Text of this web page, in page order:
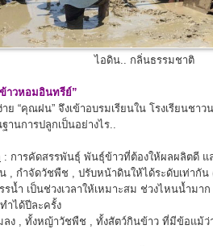
ไอดิน.. กลิ่นธรรมชาติ
าวหอมอินทรีย์”
“คุณฝน” จึงเข้าอบรมเรียนใน โรงเรียนชา
นการปลูกเป็นอย่างไร..
: การคัดสรรพันธุ์ พันธุ์ข้าวที่ต้องให้ผลผลิตดี แ
, กำจัดวัชพืช , ปรับหน้าดินให้ได้ระดับเท่ากั
รน้ำ เป็นช่วงเวลาให้เหมาะสม ช่วงไหนน้ำมา
ำได้ปีละครั้ง
ลง , ทั้งหญ้าวัชพืช , ทั้งสัตว์กินข้าว ที่มีข้อแม้ว่